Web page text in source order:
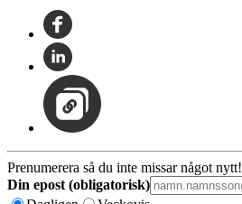
Prenumerera så du inte missar något nytt!
Din epost (obligatorisk)